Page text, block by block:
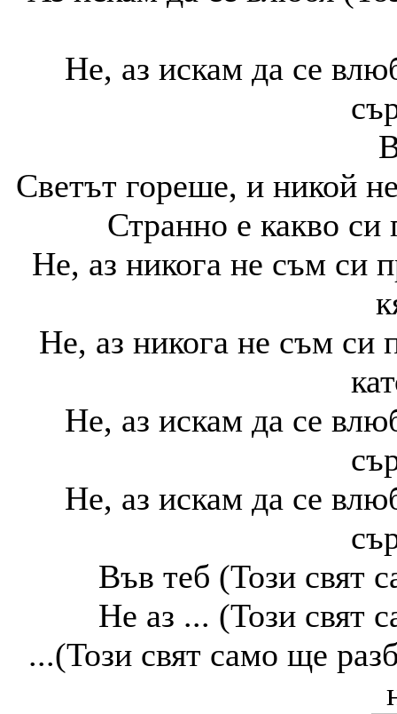
Не, аз искам да се
Светът гореше, и никой
Странно е какво си
Не, аз никога не съм си
Не, аз никога не съм си
Не, аз искам да се
Не, аз искам да се
Във теб (Този свят
Не аз ... (Този свят
...(Този свят само ще